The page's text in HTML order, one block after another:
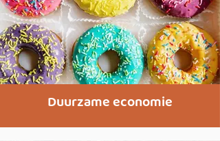
Duurzame economie